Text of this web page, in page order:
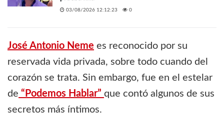
03/08/2026 12:12:23 0
José Antonio Neme es reconocido por su
reservada vida privada, sobre todo cuando del
corazón se trata. Sin embargo, fue en el estelar
de “Podemos Hablar” que contó algunos de sus
secretos más íntimos.